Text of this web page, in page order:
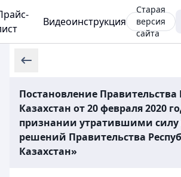
Видеоинструкция
Старая
версия
сайта
Постановление Правительства
Казахстан от 20 февраля 2020
признании утратившими силу
решений Правительства
Казахстан»